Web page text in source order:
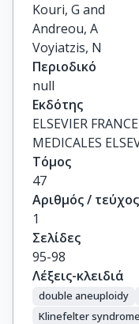
Kouri, G and
Andreou, A
Voyiatzis, N
Περιοδικό
null
Εκδότης
ELSEVIER
MEDICALES
Τόμος
47
Αριθμός / τεύχος
1
Σελίδες
95-98
Λέξεις-κλειδιά
double aneuploidy
Klinefelter syndrome